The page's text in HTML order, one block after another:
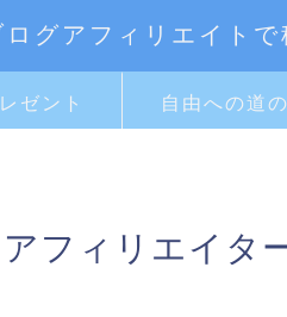
ログアフィリエイト
ゼント 自由への道
フィリエイタ